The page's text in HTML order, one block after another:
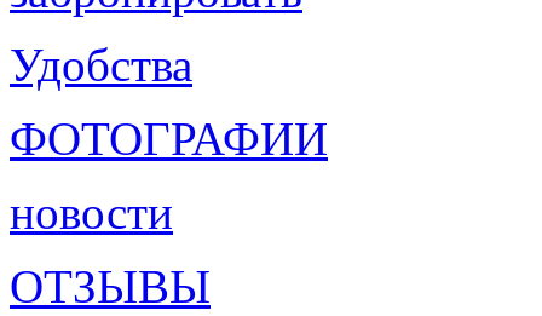
Удобства
ФОТОГРАФИИ
новости
ОТЗЫВЫ